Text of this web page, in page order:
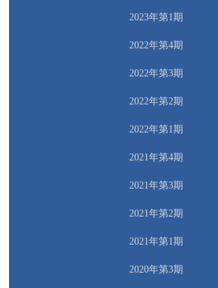
2023年第1期
2022年第4期
2022年第3期
2022年第2期
2022年第1期
2021年第4期
2021年第3期
2021年第2期
2021年第1期
2020年第3期